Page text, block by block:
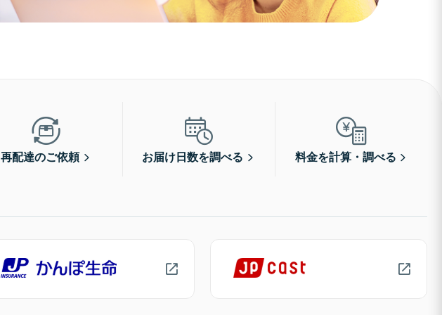
再配達のご依頼 お届け日数を調べる 料金を計算・調べる